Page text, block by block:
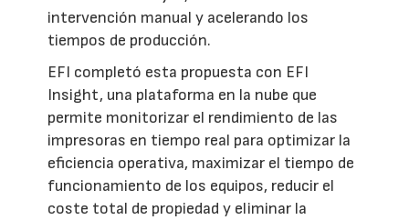
intervención manual y acelerando los
tiempos de producción.
EFI completó esta propuesta con EFI
Insight, una plataforma en la nube que
permite monitorizar el rendimiento de las
impresoras en tiempo real para optimizar la
eficiencia operativa, maximizar el tiempo de
funcionamiento de los equipos, reducir el
coste total de propiedad y eliminar la